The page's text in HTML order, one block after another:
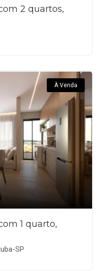
2 quartos,
À Venda
1 quarto,
SP